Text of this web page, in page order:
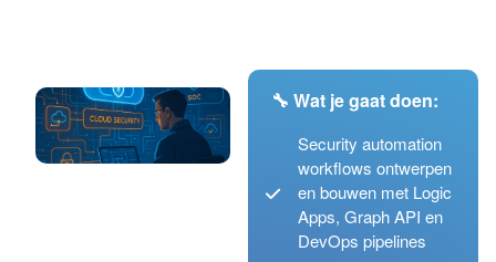
🔧 Wat je gaat doen:
Security automation
workflows ontwerpen
en bouwen met Logic
Apps, Graph API en
DevOps pipelines